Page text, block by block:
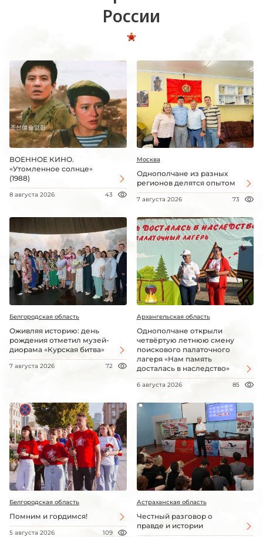
России
ВОЕННОЕ КИНО.
«Утомленное солнце»
(1988)
8 августа 2026 43
Москва
Однополчане из разных
регионов делятся опытом
7 августа 2026 73
Белгородская область
Оживляя историю: день
рождения отметил музей-
диорама «Курская битва»
7 августа 2026 72
Архангельская область
Однополчане открыли
четвёртую летнюю смену
поискового палаточного
лагеря «Нам память
досталась в наследство»
6 августа 2026 85
Белгородская область
Помним и гордимся!
5 августа 2026 109
Астраханская область
Честный разговор о
правде и истории